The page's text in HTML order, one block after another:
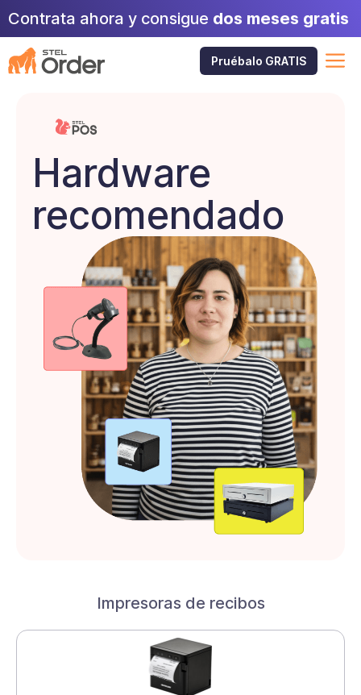
Saltar
contenido
Contrata ahora y consigue dos meses gratis
Pruébalo GRATIS
Hardware
recomendado
Impresoras de recibos